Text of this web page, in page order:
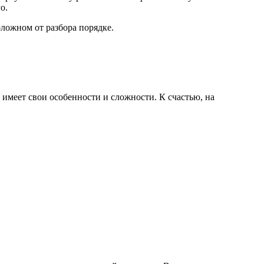
от разбора порядке.
свои особенности и сложности. К счастью, на